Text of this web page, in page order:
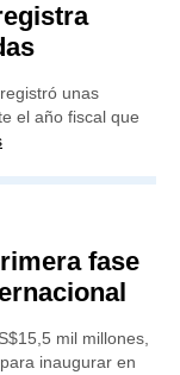
unas
el año fiscal que
fase
mil millones,
inaugurar en